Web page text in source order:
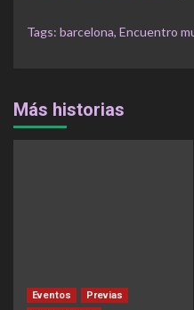
Tags: barcelona, Encuentro
Más historias
Eventos
Previas